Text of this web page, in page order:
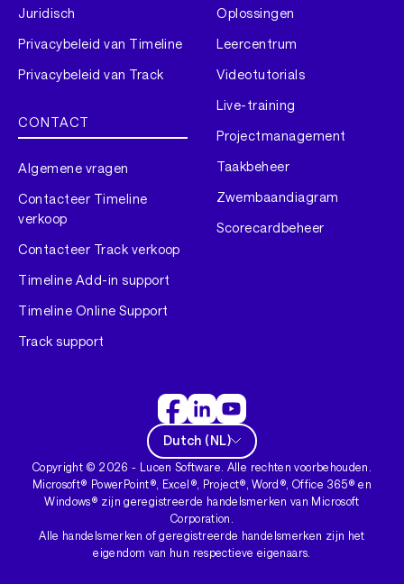
Juridisch
Privacybeleid van Timeline
Privacybeleid van Track
CONTACT
Algemene vragen
Contacteer Timeline
verkoop
Contacteer Track verkoop
Timeline Add-in support
Timeline Online Support
Track support
Oplossingen
Leercentrum
Videotutorials
Live-training
Projectmanagement
Taakbeheer
Zwembaandiagram
Scorecardbeheer
Dutch (NL)
Copyright ©2026 - Lucen Software. Alle rechten voorbehouden.
Microsoft® PowerPoint®, Excel®, Project®, Word®, Office 365® en
Windows® zijn geregistreerde handelsmerken van Microsoft
Corporation.
Alle handelsmerken of geregistreerde handelsmerken zijn het
eigendom van hun respectieve eigenaars.